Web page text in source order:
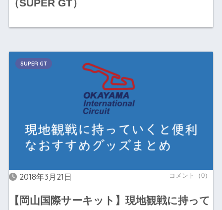
（SUPER GT）
2018年3月21日 コメント（0）
【岡山国際サーキット】現地観戦に持って
SUPER GT